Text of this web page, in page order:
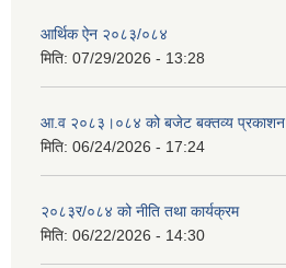
आर्थिक ऐन २०८३/०८४
मिति: 07/29/2026 - 13:28
आ.व २०८३।०८४ को बजेट बक्तव्य प्रकाशन
मिति: 06/24/2026 - 17:24
२०८३र/०८४ को नीति तथा कार्यक्रम
मिति: 06/22/2026 - 14:30